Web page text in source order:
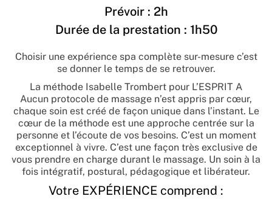
Prévoir : 2h
Durée de la prestation : 1h50
Choisir une expérience spa complète sur-mesure c’est
se donner le temps de se retrouver.
La méthode Isabelle Trombert pour L’ESPRIT A
Aucun protocole de massage n’est appris par cœur,
chaque soin est créé de façon unique dans l’instant. Le
cœur de la méthode est une approche centrée sur la
personne et l’écoute de vos besoins. C’est un moment
exceptionnel à vivre. C’est une façon très exclusive de
vous prendre en charge durant le massage. Un soin à la
fois intégratif, postural, pédagogique et libérateur.
Votre EXPÉRIENCE comprend :